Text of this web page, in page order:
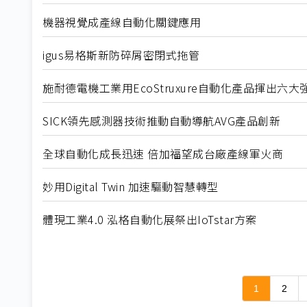
機器視覺成產線自動化關鍵應用
igus易格斯新防碎屑密閉式拖管
施耐德電機工業用EcoStruxure自動化產品揮出六大
SICK領先感測器技術推動自動導航AVG產品創新
全球自動化成長迅速 倍加福望成台廠產線軍火商
妙用Digital Twin 加速驅動智慧轉型
體現工業4.0 泓格自動化展祭出IoTstar方案
1 2